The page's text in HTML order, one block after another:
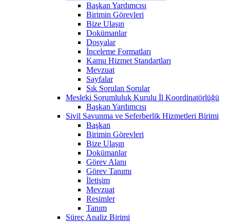
Başkan Yardımcısı
Birimin Görevleri
Bize Ulaşın
Dokümanlar
Dosyalar
İnceleme Formatları
Kamu Hizmet Standartları
Mevzuat
Sayfalar
Sık Sorulan Sorular
Mesleki Sorumluluk Kurulu İl Koordinatörlüğü
Başkan Yardımcısı
Sivil Savunma ve Seferberlik Hizmetleri Birimi
Başkan
Birimin Görevleri
Bize Ulaşın
Dokümanlar
Görev Alanı
Görev Tanımı
İletişim
Mevzuat
Resimler
Tanım
Süreç Analiz Birimi